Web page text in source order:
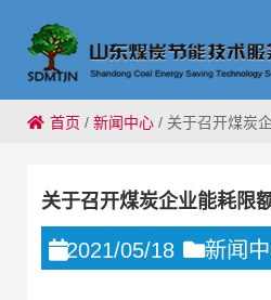
首页 / 新闻中心/ 关于召开煤炭
关于召开煤炭企业能耗限
2021/05/18 新闻